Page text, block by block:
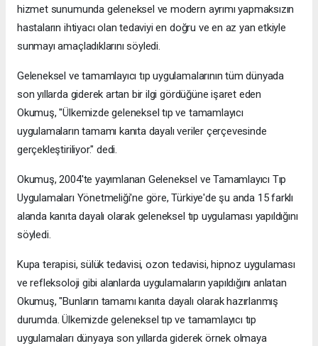
hizmet sunumunda geleneksel ve modern ayrımı yapmaksızın
hastaların ihtiyacı olan tedaviyi en doğru ve en az yan etkiyle
sunmayı amaçladıklarını söyledi.
Geleneksel ve tamamlayıcı tıp uygulamalarının tüm dünyada
son yıllarda giderek artan bir ilgi gördüğüne işaret eden
Okumuş, "Ülkemizde geleneksel tıp ve tamamlayıcı
uygulamaların tamamı kanıta dayalı veriler çerçevesinde
gerçekleştiriliyor." dedi.
Okumuş, 2004'te yayımlanan Geleneksel ve Tamamlayıcı Tıp
Uygulamaları Yönetmeliği'ne göre, Türkiye'de şu anda 15 farklı
alanda kanıta dayalı olarak geleneksel tıp uygulaması yapıldığını
söyledi.
Kupa terapisi, sülük tedavisi, ozon tedavisi, hipnoz uygulaması
ve refleksoloji gibi alanlarda uygulamaların yapıldığını anlatan
Okumuş, "Bunların tamamı kanıta dayalı olarak hazırlanmış
durumda. Ülkemizde geleneksel tıp ve tamamlayıcı tıp
uygulamaları dünyaya son yıllarda giderek örnek olmaya